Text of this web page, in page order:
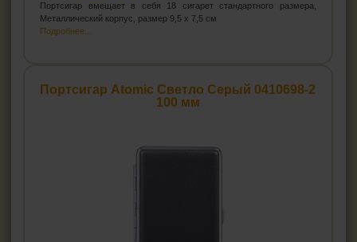
Портсигар вмещает в себя 18 сигарет стандартного размера,
Металлический корпус, размер 9,5 х 7,5 см
Подробнее...
Портсигар Atomic Светло Серый 0410698-2
100 мм